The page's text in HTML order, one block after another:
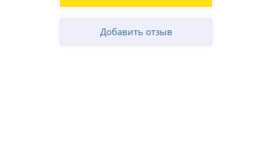
Добавить отзыв